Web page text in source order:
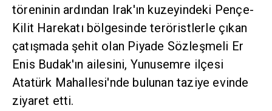
töreninin ardından Irak'ın kuzeyindeki Pençe-
Kilit Harekatı bölgesinde teröristlerle çıkan
çatışmada şehit olan Piyade Sözleşmeli Er
Enis Budak'ın ailesini, Yunusemre ilçesi
Atatürk Mahallesi'nde bulunan taziye evinde
ziyaret etti.